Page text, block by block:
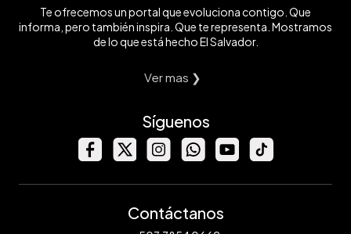
Te ofrecemos un portal que evoluciona contigo. Que
informa, pero también inspira. Que te representa. Mostramos
de lo que está hecho El Salvador.
Ver mas ❯
Síguenos
Contáctanos